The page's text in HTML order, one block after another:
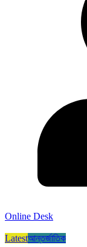
Online Desk
Latestআন্তর্জাতিক